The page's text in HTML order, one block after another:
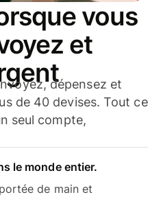
vous
et
dépensez et
de 40 devises. Tout ce
seul compte,
le monde entier.
de main et